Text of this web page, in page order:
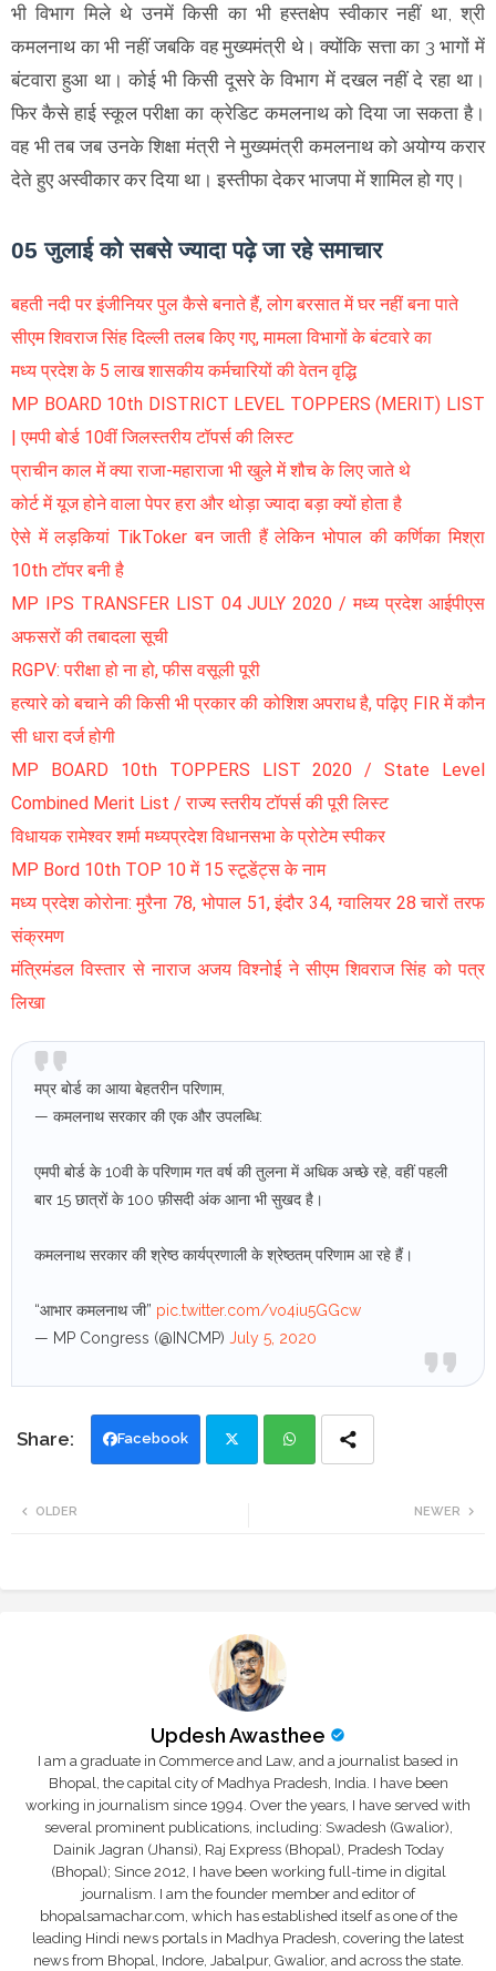
भी विभाग मिले थे उनमें किसी का भी हस्तक्षेप स्वीकार नहीं था, श्री
कमलनाथ का भी नहीं जबकि वह मुख्यमंत्री थे। क्योंकि सत्ता का 3 भागों में
बंटवारा हुआ था। कोई भी किसी दूसरे के विभाग में दखल नहीं दे रहा था।
फिर कैसे हाई स्कूल परीक्षा का क्रेडिट कमलनाथ को दिया जा सकता है।
वह भी तब जब उनके शिक्षा मंत्री ने मुख्यमंत्री कमलनाथ को अयोग्य करार
देते हुए अस्वीकार कर दिया था। इस्तीफा देकर भाजपा में शामिल हो गए।
05 जुलाई को सबसे ज्यादा पढ़े जा रहे समाचार
बहती नदी पर इंजीनियर पुल कैसे बनाते हैं, लोग बरसात में घर नहीं बना पाते
सीएम शिवराज सिंह दिल्ली तलब किए गए, मामला विभागों के बंटवारे का
मध्य प्रदेश के 5 लाख शासकीय कर्मचारियों की वेतन वृद्धि
MP BOARD 10th DISTRICT LEVEL TOPPERS (MERIT) LIST
| एमपी बोर्ड 10वीं जिलस्तरीय टॉपर्स की लिस्ट
प्राचीन काल में क्या राजा-महाराजा भी खुले में शौच के लिए जाते थे
कोर्ट में यूज होने वाला पेपर हरा और थोड़ा ज्यादा बड़ा क्यों होता है
ऐसे में लड़कियां TikToker बन जाती हैं लेकिन भोपाल की कर्णिका मिश्रा
10th टॉपर बनी है
MP IPS TRANSFER LIST 04 JULY 2020 / मध्य प्रदेश आईपीएस
अफसरों की तबादला सूची
RGPV: परीक्षा हो ना हो, फीस वसूली पूरी
हत्यारे को बचाने की किसी भी प्रकार की कोशिश अपराध है, पढ़िए FIR में कौन
सी धारा दर्ज होगी
MP BOARD 10th TOPPERS LIST 2020 / State Level
Combined Merit List / राज्य स्तरीय टॉपर्स की पूरी लिस्ट
विधायक रामेश्वर शर्मा मध्यप्रदेश विधानसभा के प्रोटेम स्पीकर
MP Bord 10th TOP 10 में 15 स्टूडेंट्स के नाम
मध्य प्रदेश कोरोना: मुरैना 78, भोपाल 51, इंदौर 34, ग्वालियर 28 चारों तरफ
संक्रमण
मंत्रिमंडल विस्तार से नाराज अजय विश्नोई ने सीएम शिवराज सिंह को पत्र
लिखा
मप्र बोर्ड का आया बेहतरीन परिणाम,
— कमलनाथ सरकार की एक और उपलब्धि:
एमपी बोर्ड के 10वी के परिणाम गत वर्ष की तुलना में अधिक अच्छे रहे, वहीं पहली
बार 15 छात्रों के 100 फ़ीसदी अंक आना भी सुखद है।
कमलनाथ सरकार की श्रेष्ठ कार्यप्रणाली के श्रेष्ठतम् परिणाम आ रहे हैं।
“आभार कमलनाथ जी” pic.twitter.com/vo4iu5GGcw
— MP Congress (@INCMP) July 5, 2020
Facebook
NEWER
OLDER
Updesh Awasthee
I am a graduate in Commerce and Law, and a journalist based in
Bhopal, the capital city of Madhya Pradesh, India. I have been
working in journalism since 1994. Over the years, I have served with
several prominent publications, including: Swadesh (Gwalior),
Dainik Jagran (Jhansi), Raj Express (Bhopal), Pradesh Today
(Bhopal); Since 2012, I have been working full-time in digital
journalism. I am the founder member and editor of
bhopalsamachar.com, which has established itself as one of the
leading Hindi news portals in Madhya Pradesh, covering the latest
news from Bhopal, Indore, Jabalpur, Gwalior, and across the state.